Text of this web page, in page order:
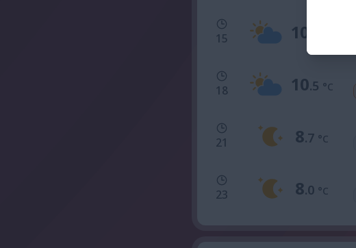
15 10
18 10.5 °C
21 8.7 °C
23 8.0 °C